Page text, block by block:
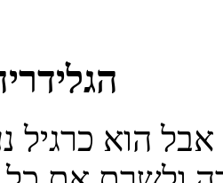
הוא כרגיל